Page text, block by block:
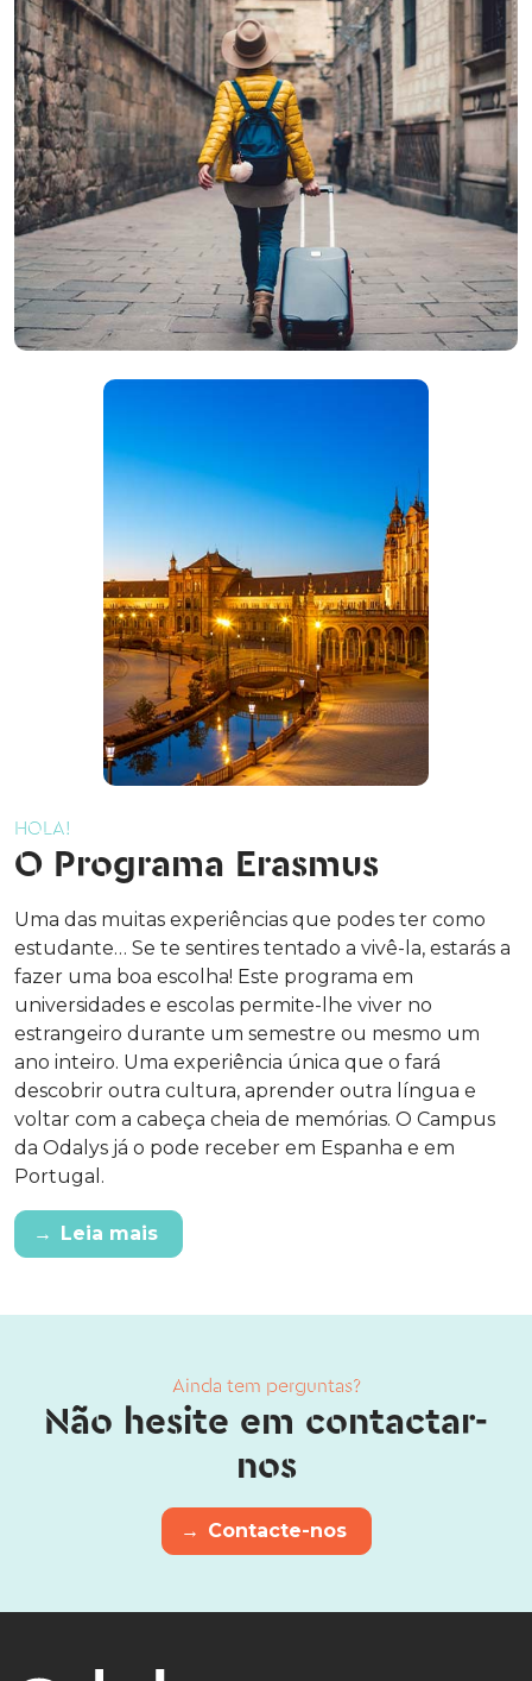
HOLA!
O Programa Erasmus
Uma das muitas experiências que podes ter como
estudante… Se te sentires tentado a vivê-la, estarás a
fazer uma boa escolha! Este programa em
universidades e escolas permite-lhe viver no
estrangeiro durante um semestre ou mesmo um
ano inteiro. Uma experiência única que o fará
descobrir outra cultura, aprender outra língua e
voltar com a cabeça cheia de memórias. O Campus
da Odalys já o pode receber em Espanha e em
Portugal.
→ Leia mais
Ainda tem perguntas?
Não hesite em contactar-
nos
→ Contacte-nos